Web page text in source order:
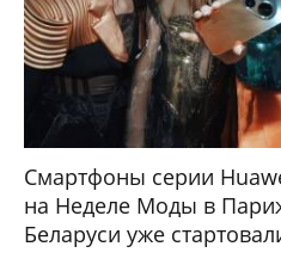
Смартфоны серии
на Неделе Моды в
Беларуси уже